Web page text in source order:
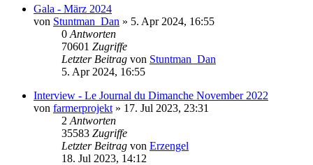
Gala - März 2024
von Stuntman_Dan » 5. Apr 2024, 16:55
0 Antworten
70601 Zugriffe
Letzter Beitrag von Stuntman_Dan
5. Apr 2024, 16:55
Interview - Le Journal du Dimanche November 2022
von farmerprojekt » 17. Jul 2023, 23:31
2 Antworten
35583 Zugriffe
Letzter Beitrag von Erzengel
18. Jul 2023, 14:12